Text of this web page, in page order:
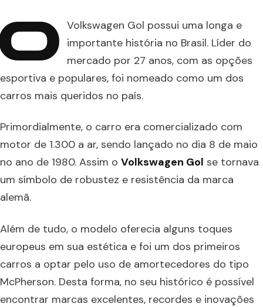
Volkswagen Gol possui uma longa e
importante história no Brasil. Líder do
mercado por 27 anos, com as opções
esportiva e populares, foi nomeado como um dos
carros mais queridos no país.
Primordialmente, o carro era comercializado com
motor de 1.300 a ar, sendo lançado no dia 8 de maio
no ano de 1980. Assim o Volkswagen Gol se tornava
um símbolo de robustez e resistência da marca
alemã.
Além de tudo, o modelo oferecia alguns toques
europeus em sua estética e foi um dos primeiros
carros a optar pelo uso de amortecedores do tipo
McPherson. Desta forma, no seu histórico é possível
encontrar marcas excelentes, recordes e inovações